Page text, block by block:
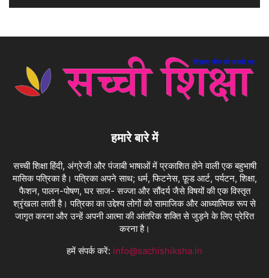
हमारे बारे में
सच्ची शिक्षा हिंदी, अंग्रेजी और पंजाबी भाषाओं में प्रकाशित होने वाली एक बहुभाषी
मासिक पत्रिका है। पत्रिका अपने साथ; धर्म, फिटनेस, फ़ूड आर्ट, पर्यटन, शिक्षा,
फैशन, पालन-पोषण, घर साज- सज्जा और सौंदर्य जैसे विषयों की एक विस्तृत
श्रृंखला लाती है। पत्रिका का उद्देश्य लोगों को सामाजिक और आध्यात्मिक रूप से
जागृत करना और उन्हें अपनी आत्मा की आंतरिक शक्ति से जुड़ने के लिए प्रेरित
करना है।
हमें संपर्क करें: info@sachishiksha.in